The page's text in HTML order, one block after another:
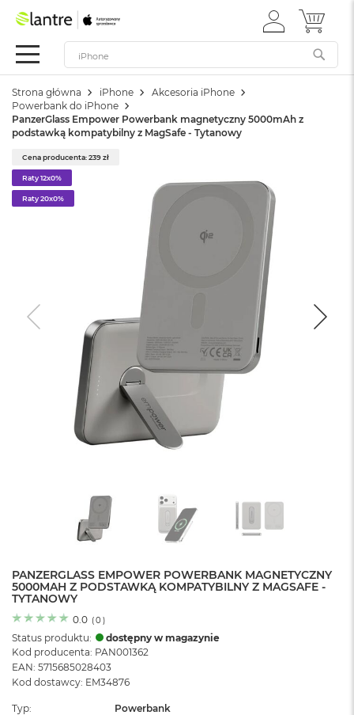
Apple
Festiwal
M
a
c
o
o
k
N
o
C
y
t
r
u
s
o
w
ZALOGUJ
SIĘ
MÓJ
Strona główna iPhone
Akcesoria iPhone
Powerbank do iPhone
PanzerGlass Empower Powerbank magnetyczny 5000mAh z
podstawką kompatybilny z MagSafe - Tytanowy
PANZERGLASS EMPOWER POWERBANK MAGNETYCZNY
5000MAH Z PODSTAWKĄ KOMPATYBILNY Z MAGSAFE -
TYTANOWY
0.0 ( 0 )
Status produktu:
dostępny w magazynie
Kod producenta: PAN001362
EAN: 5715685028403
Kod dostawcy: EM34876
Typ
Powerbank
Cena producenta: 239 zł
Raty 12x0%
Raty 20x0%